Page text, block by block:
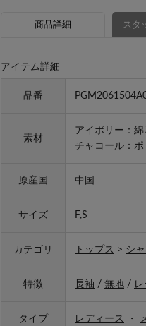
商品詳細 スタ
アイテム詳細
品番
素材
アイボリー：
チャコール：
原産国 中国
サイズ F,S
カテゴリ トップス > シ
特徴 長袖 / 無地 /
タイプ レディース ・